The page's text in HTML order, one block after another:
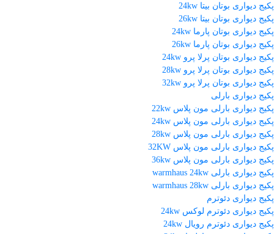
پکیج دیواری بوتان بیتا 24kw
پکیج دیواری بوتان بیتا 26kw
پکیج دیواری بوتان پارما 24kw
پکیج دیواری بوتان پارما 26kw
پکیج دیواری بوتان پرلا پرو 24kw
پکیج دیواری بوتان پرلا پرو 28kw
پکیج دیواری بوتان پرلا پرو 32kw
پکیج دیواری بارلی
پکیج دیواری بارلی مون پلاس 22kw
پکیج دیواری بارلی مون پلاس 24kw
پکیج دیواری بارلی مون پلاس 28kw
پکیج دیواری بارلی مون پلاس 32KW
پکیج دیواری بارلی مون پلاس 36kw
پکیج دیواری بارلی warmhaus 24kw
پکیج دیواری بارلی warmhaus 28kw
پکیج دیواری دئوترم
پکیج دیواری دئوترم لوکس 24kw
پکیج دیواری دئوترم رویال 24kw